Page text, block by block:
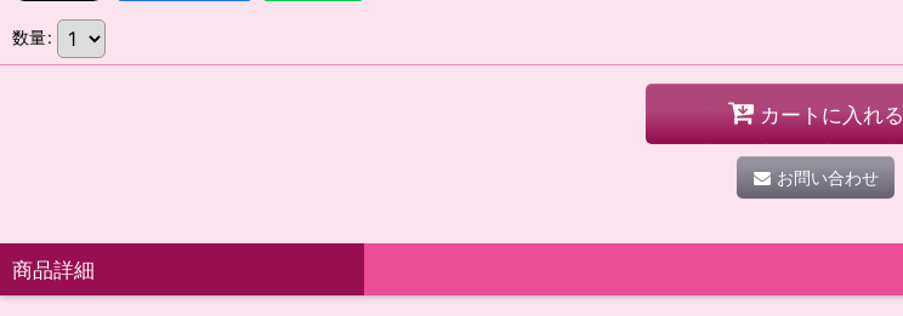
数量:
カートに入れる
お問い合わせ
商品詳細